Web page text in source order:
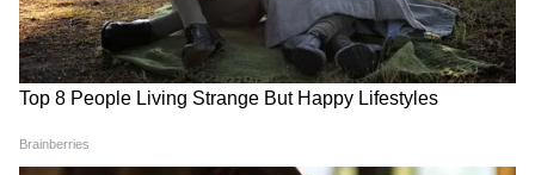
আপিল করেছেন অথবা নাগরিকত্ব সংশোধনী আইন
(সিএএ)-এর অধীনে আবেদন করেছেন, তাঁদের
রেশন কার্ড বাতিল করা হবে না। আপিলের চূড়ান্ত
থাকবে।